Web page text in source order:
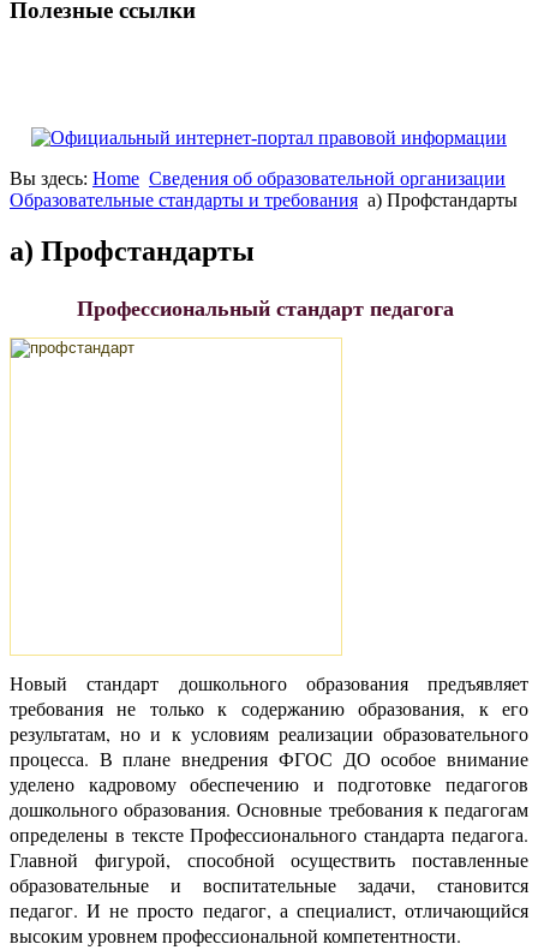
Полезные ссылки
Вы здесь: Home Сведения об образовательной организации
Образовательные стандарты и требования а) Профстандарты
а) Профстандарты
Профессиональный стандарт педагога
Новый стандарт дошкольного образования предъявляет
требования не только к содержанию образования, к его
результатам, но и к условиям реализации образовательного
процесса. В плане внедрения ФГОС ДО особое внимание
уделено кадровому обеспечению и подготовке педагогов
дошкольного образования. Основные требования к педагогам
определены в тексте Профессионального стандарта педагога.
Главной фигурой, способной осуществить поставленные
образовательные и воспитательные задачи, становится
педагог. И не просто педагог, а специалист, отличающийся
высоким уровнем профессиональной компетентности.